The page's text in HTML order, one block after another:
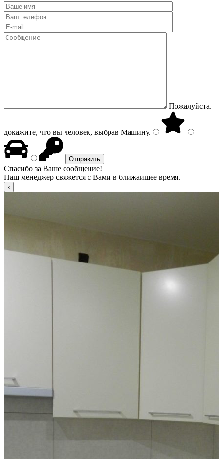
Пожалуйста,
докажите, что вы человек, выбрав Машину.
Спасибо за Ваше сообщение!
Наш менеджер свяжется с Вами в ближайшее время.